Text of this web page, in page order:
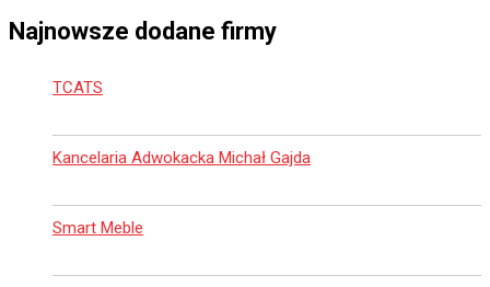
Najnowsze dodane firmy
TCATS
Kancelaria Adwokacka Michał Gajda
Smart Meble